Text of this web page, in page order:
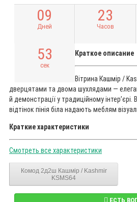
09
Дней
23
Часов
52
сек
Краткое описание
Вітрина Кашмір /
дверцятами та двома шухлядами —
й демонстрації у традиційному інтер’єрі.
відтінок пінія біла надають меблям
Краткие характеристики
Смотреть все характеристики
Комод 2д2ш Кашмір / Kashmir
KSMS64
ЕСТЬ